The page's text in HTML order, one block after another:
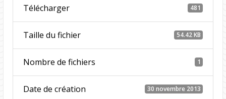
Télécharger 481
Taille du fichier 54.42 KB
Nombre de fichiers 1
Date de création 30 novembre 2013